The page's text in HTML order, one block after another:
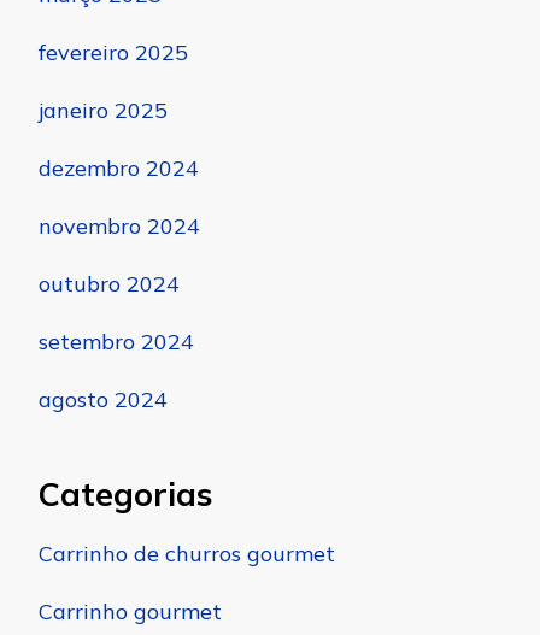
fevereiro 2025
janeiro 2025
dezembro 2024
novembro 2024
outubro 2024
setembro 2024
agosto 2024
Categorias
Carrinho de churros gourmet
Carrinho gourmet